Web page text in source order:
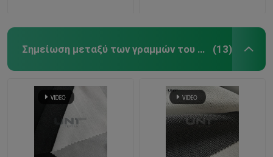
Σημείωση μεταξύ των γραμμών του κειμένου (13)